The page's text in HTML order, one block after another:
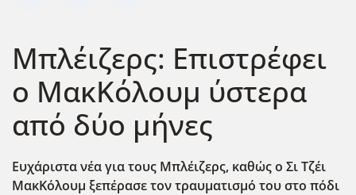
Μπλέιζερς: Επιστρέφει
ο ΜακΚόλουμ ύστερα
από δύο μήνες
Ευχάριστα νέα για τους Μπλέιζερς, καθώς ο Σι Τζέι
ΜακΚόλουμ ξεπέρασε τον τραυματισμό του στο πόδι